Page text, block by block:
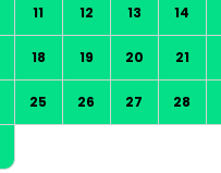
11 12 13 14
18 19 20 21
25 26 27 28